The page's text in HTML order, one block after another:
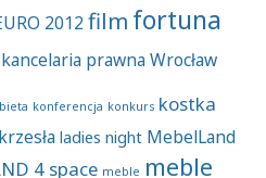
2012film fortuna
kancelaria prawna Wrocław
konferencja konkurs kostka
krzesła ladies night MebelLand
4 space meble meble